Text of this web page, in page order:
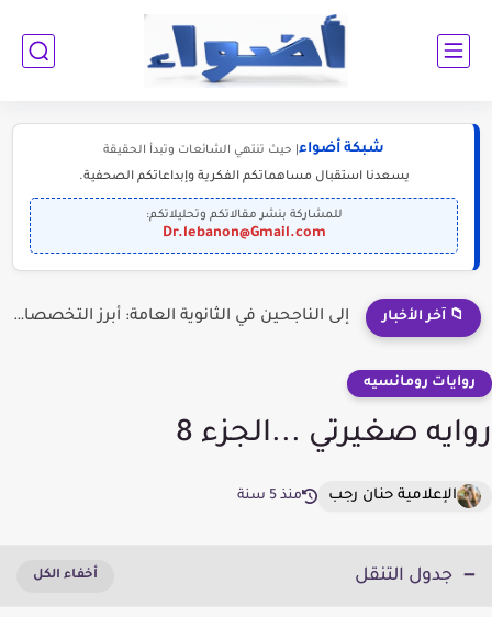
شبكة أضواء | حيث تنتهي الشائعات وتبدأ الحقيقة
يسعدنا استقبال مساهماتكم الفكرية وإبداعاتكم الصحفية.
للمشاركة بنشر مقالاتكم وتحليلاتكم:
Dr.lebanon@Gmail.com
📁 آخر الأخبار إلى الناجحين في الثانوية العامة: أبرز التخصصات المطلوبة للمستقبل (2030-2050)
روايات رومانسيه
روايه صغيرتي ...الجزء 8
الإعلامية حنان رجب منذ 5 سنة
جدول التنقل